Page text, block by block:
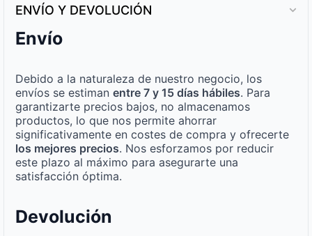
ENVÍO Y DEVOLUCIÓN
Envío
Debido a la naturaleza de nuestro negocio, los
envíos se estiman entre 7 y 15 días hábiles. Para
garantizarte precios bajos, no almacenamos
productos, lo que nos permite ahorrar
significativamente en costes de compra y ofrecerte
los mejores precios. Nos esforzamos por reducir
este plazo al máximo para asegurarte una
satisfacción óptima.
Devolución